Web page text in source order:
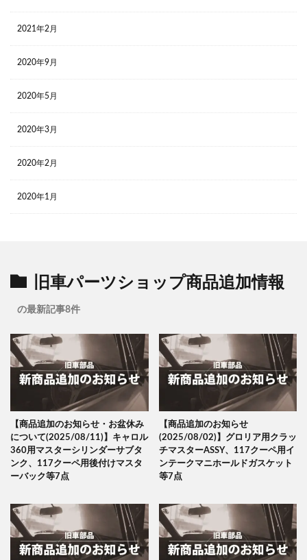
2021年2月
2020年9月
2020年5月
2020年3月
2020年2月
2020年1月
旧車パーツショップ商品追加情報
の最新記事8件
【商品追加のお知らせ・お盆休み
について(2025/08/11)】キャロル
360用マスターシリンダーサブタ
ンク、117クーペ用後付けマスタ
ーバック等7点
【商品追加のお知らせ
(2025/08/02)】グロリア用クラッ
チマスターASSY、117クーペ用イ
ンテークマニホールドガスケット
等7点